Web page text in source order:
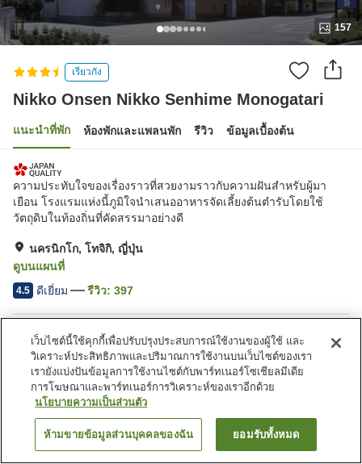
157
เรียวกัง
Nikko Onsen Nikko Senhime Monogatari
แนะนำที่พัก ห้องพักและแพลนพัก รีวิว ข้อมูลเบื้องต้น
ความประทับใจของเรื่องราวที่สวยงามราวกับความฝันสำหรับผู้มา
เยือน โรงแรมแห่งนี้ภูมิใจนำเสนออาหารจัดเลี้ยงต้นตำรับโดยใช้
วัตถุดิบในท้องถิ่นที่คัดสรรมาอย่างดี
นครนิกโก, โทจิกิ, ญี่ปุ่น
ดูบนแผนที่
4.5 ดีเยี่ยม รีวิว: 397
สิ่งอำนวยความสะดวกในที่พัก
Wi-Fi
ซาวน่า
ร้านอาหาร
ห้องอาหารส่วนตัว
หน้าแรก ญี่ปุ่น โทจิกิ
นครนิกโก
Nikko Onsen Nikko Senhime Monogatari
ค้นหาห้องพัก
เว็บไซต์นี้ใช้คุกกี้เพื่อปรับปรุงประสบการณ์ใช้งานของผู้ใช้ และ
วิเคราะห์ประสิทธิภาพและปริมาณการใช้งานบนเว็บไซต์ของเรา
เรายังแบ่งปันข้อมูลการใช้งานไซต์กับพาร์ทเนอร์โซเชียลมีเดีย
การโฆษณาและพาร์ทเนอร์การวิเคราะห์ของเราอีกด้วย
นโยบายความเป็นส่วนตัว
ห้ามขายข้อมูลส่วนบุคคลของฉัน ยอมรับทั้งหมด